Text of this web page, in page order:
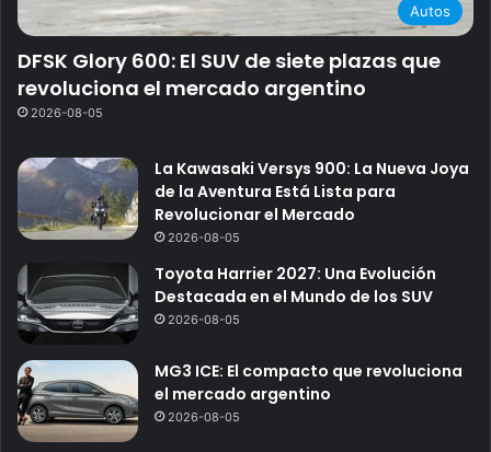
Autos
DFSK Glory 600: El SUV de siete plazas que
revoluciona el mercado argentino
2026-08-05
La Kawasaki Versys 900: La Nueva Joya
de la Aventura Está Lista para
Revolucionar el Mercado
2026-08-05
Toyota Harrier 2027: Una Evolución
Destacada en el Mundo de los SUV
2026-08-05
MG3 ICE: El compacto que revoluciona
el mercado argentino
2026-08-05